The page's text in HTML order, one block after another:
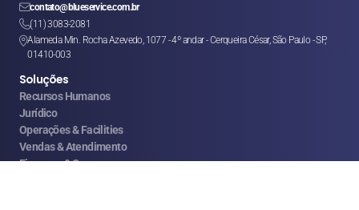
contato@blueservice.com.br
(11) 3083-2081
Alameda Min. Rocha Azevedo, 1077 - 4º andar - Cerqueira César, São Paulo - SP,
01410-003
Soluções
Recursos Humanos
Jurídico
Operações & Facilities
Vendas & Atendimento
Finanças & Compras